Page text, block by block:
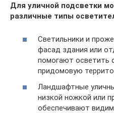
Для уличной подсветки
различные типы
Светильники и
фасад здания или
помогают осветить
придомовую
Ландшафтные
низкой ножкой или
обеспечивают